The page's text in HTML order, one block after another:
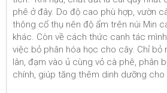
phê ở đây. Do độ cao phù hợp, vườn
thông cổ thụ nên độ ẩm trên núi Min
khác. Còn về cách thức canh tác
việc bỏ phân hóa học cho cây. Chỉ bỏ
lân, đạm vào ủ cùng vỏ cà phê, phân
chính, giúp tăng thêm dinh dưỡng cho